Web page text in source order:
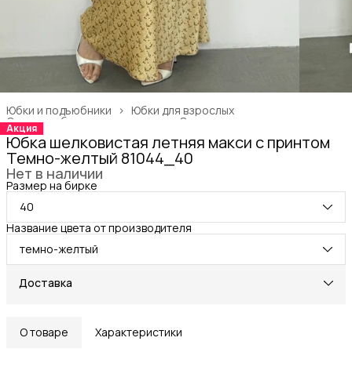
Юбки для взрослых
Юбки и подъюбники ›
Одежда для взрослых
Одежда, обувь и аксессуары ›
Главная
Акция
Юбка шелковистая летняя макси с принтом
Темно-желтый 81044_40
Нет в наличии
Размер на бирке
40
Название цвета от производителя
темно-желтый
Доставка
О товаре Характеристики